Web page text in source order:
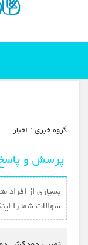
گروه خبري : اخبار
پرسش و پاسخ
بسیاری از
سوالات شما را